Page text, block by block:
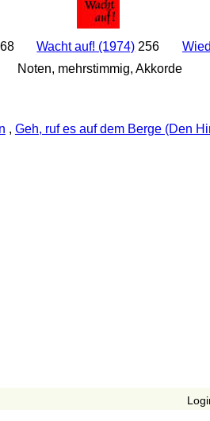
Wacht auf! (1974) 256
Noten, mehrstimmig, Akkorde
, Geh, ruf es auf dem Berge (Den